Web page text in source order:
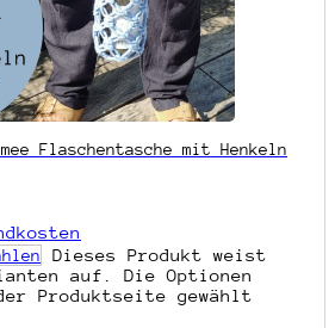
Flaschentasche mit Henkeln
Dieses Produkt weist
auf. Die Optionen
Produktseite gewählt